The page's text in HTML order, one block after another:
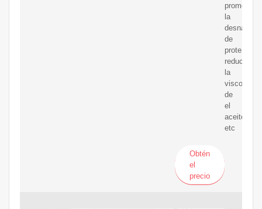
promover
la
de
proteínas,
reducir
la
viscosidad
de
el
aceite,
etc
Obtén
el
precio